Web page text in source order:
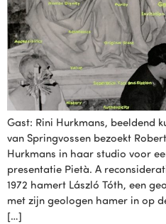
Gast: Rini Hurkmans, beeldend
van Springvossen bezoekt
Hurkmans in haar studio voor
presentatie Pietà. A
1972 hamert László Tóth, een
met zijn geologen hamer in op
[…]